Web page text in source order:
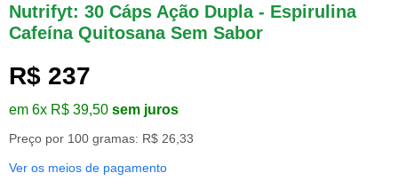
Nutrifyt: 30 Cáps Ação Dupla - Espirulina
Cafeína Quitosana Sem Sabor
R$ 237
em 6x R$ 39,50 sem juros
Preço por 100 gramas: R$ 26,33
Ver os meios de pagamento